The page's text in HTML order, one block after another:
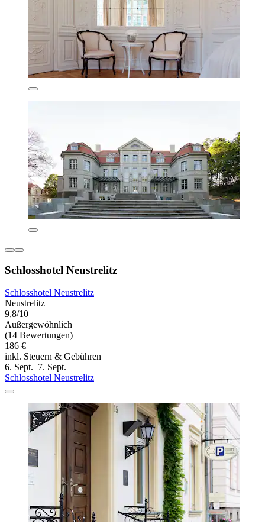
Schlosshotel Neustrelitz
Schlosshotel Neustrelitz
Neustrelitz
9,8/10
Außergewöhnlich
(14 Bewertungen)
186 €
inkl. Steuern & Gebühren
6. Sept.–7. Sept.
Schlosshotel Neustrelitz